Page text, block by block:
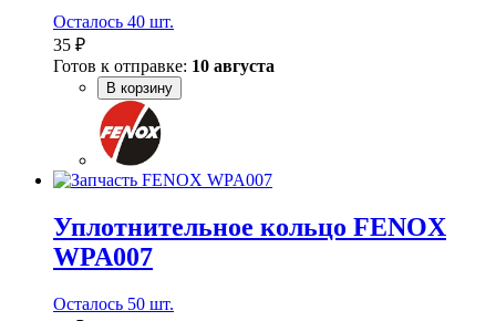
Осталось 40 шт.
35 ₽
Готов к отправке: 10 августа
В корзину
Уплотнительное кольцо FENOX
WPA007
Осталось 50 шт.